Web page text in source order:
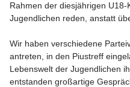
Rahmen der diesjährigen
Jugendlichen reden, anstatt
Wir haben verschiedene
antreten, in den Piustreff
Lebenswelt der Jugendlichen
entstanden großartige